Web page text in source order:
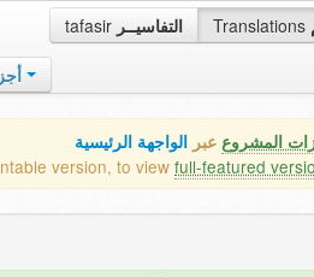
tafasir التفاسيــر Translations
المشروع عبر الواجهة الرئيسية
version, to view full-featured